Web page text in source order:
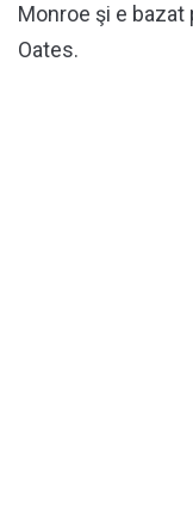
Monroe şi e bazat
Oates.